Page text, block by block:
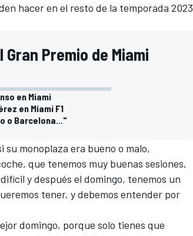
hacer en el resto de la temporada 2023
Premio de Miami
en Miami
en Miami F1
o Barcelona..."
su monoplaza era bueno o malo,
que tenemos muy buenas sesiones,
y después el domingo, tenemos un
tener, y debemos entender por
domingo, porque solo tienes que